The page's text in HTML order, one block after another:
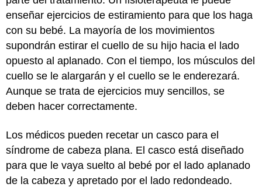
enseñar ejercicios de estiramiento para que los haga
con su bebé. La mayoría de los movimientos
supondrán estirar el cuello de su hijo hacia el lado
opuesto al aplanado. Con el tiempo, los músculos del
cuello se le alargarán y el cuello se le enderezará.
Aunque se trata de ejercicios muy sencillos, se
deben hacer correctamente.
Los médicos pueden recetar un casco para el
síndrome de cabeza plana. El casco está diseñado
para que le vaya suelto al bebé por el lado aplanado
de la cabeza y apretado por el lado redondeado.